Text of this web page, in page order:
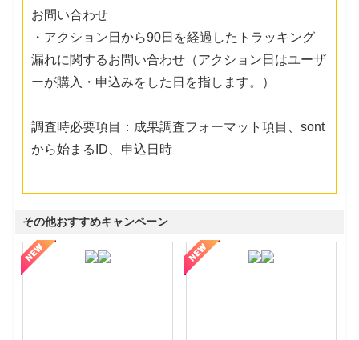
お問い合わせ
・アクション日から90日を経過したトラッキング
漏れに関するお問い合わせ（アクション日はユーザ
ーが購入・申込みをした日を指します。）
調査時必要項目：成果調査フォーマット項目、sont
から始まるID、申込日時
その他おすすめキャンペーン